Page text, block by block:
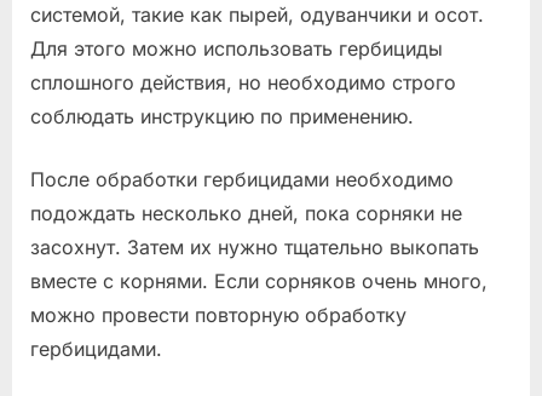
системой, такие как пырей, одуванчики и осот.
Для этого можно использовать гербициды
сплошного действия, но необходимо строго
соблюдать инструкцию по применению.
После обработки гербицидами необходимо
подождать несколько дней, пока сорняки не
засохнут. Затем их нужно тщательно выкопать
вместе с корнями. Если сорняков очень много,
можно провести повторную обработку
гербицидами.